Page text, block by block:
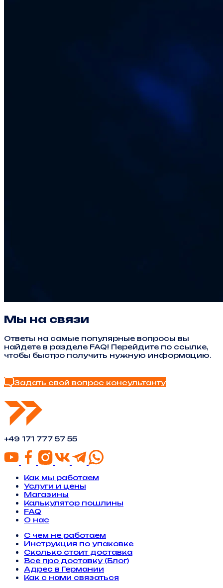
Мы на связи
Ответы на самые популярные вопросы вы
найдете в разделе FAQ! Перейдите по ссылке,
чтобы быстро получить нужную информацию.
Задать свой вопрос консультанту
+49 171 777 57 55
Как мы работаем
Услуги и цены
Магазины
Калькулятор пошлины
FAQ
О нас
С чем не работаем
Инструкция по упаковке
Сколько стоит доставка
Все про доставку (Блог)
Адрес в Германии
Как с нами связаться